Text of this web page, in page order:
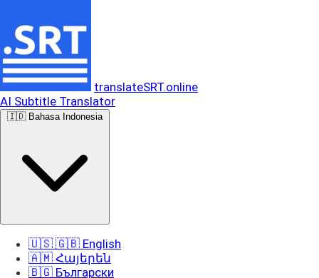
translateSRT.online
AI Subtitle Translator
🇮🇩 Bahasa Indonesia
🇺🇸 🇬🇧 English
🇦🇲 Հայերեն
🇧🇬 Български